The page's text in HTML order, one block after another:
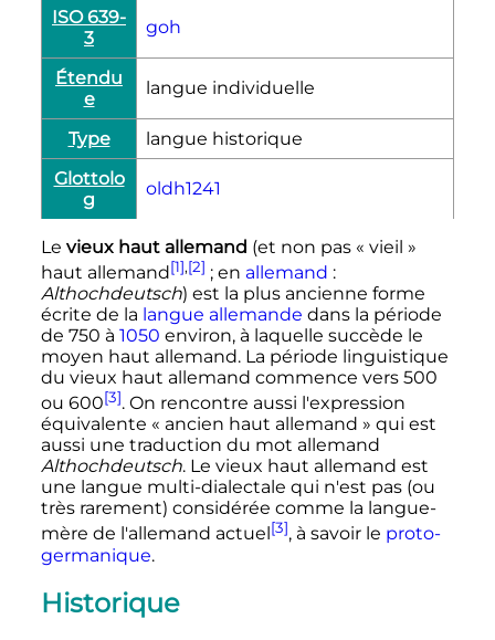
ISO 639-
3
goh
Étendu
e
langue individuelle
Type
langue historique
Glottolo
g
oldh1241
Le vieux haut allemand (et non pas « vieil »
haut allemand[1],[2] ; en allemand :
Althochdeutsch) est la plus ancienne forme
écrite de la langue allemande dans la période
de 750 à 1050 environ, à laquelle succède le
moyen haut allemand. La période linguistique
du vieux haut allemand commence vers 500
ou 600[3]. On rencontre aussi l'expression
équivalente « ancien haut allemand » qui est
aussi une traduction du mot allemand
Althochdeutsch. Le vieux haut allemand est
une langue multi-dialectale qui n'est pas (ou
très rarement) considérée comme la langue-
mère de l'allemand actuel [3], à savoir le proto-
germanique.
Historique